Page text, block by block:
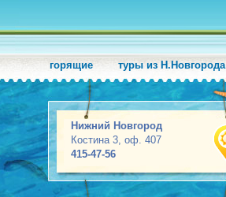
горящие туры из Н.Новгорода
Нижний Новгород
Костина 3, оф. 407
415-47-56